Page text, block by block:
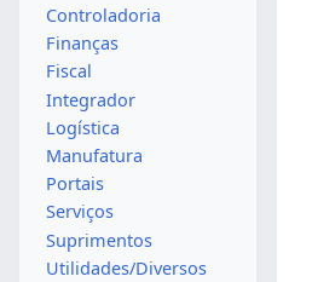
Controladoria
Finanças
Fiscal
Integrador
Logística
Manufatura
Portais
Serviços
Suprimentos
Utilidades/Diversos